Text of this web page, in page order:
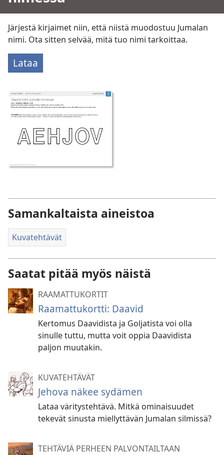
Järjestä kirjaimet niin, että niistä muodostuu Jumalan
nimi. Ota sitten selvää, mitä tuo nimi tarkoittaa.
Lataa
Samankaltaista aineistoa
Kuvatehtävät
Saatat pitää myös näistä
RAAMATTUKORTIT
Raamattukortti: Daavid
Kertomus Daavidista ja Goljatista voi olla
sinulle tuttu, mutta voit oppia Daavidista
paljon muutakin.
KUVATEHTÄVÄT
Jehova näkee sydämen
Lataa väritystehtävä. Mitkä ominaisuudet
tekevät sinusta miellyttävän Jumalan silmissä?
TEHTÄVIÄ PERHEEN PALVONTAILTAAN